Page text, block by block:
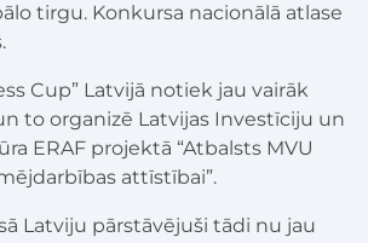
tirgu. Konkursa nacionālā atlase
Cup” Latvijā notiek jau vairāk
to organizē Latvijas Investīciju un
ERAF projektā “Atbalsts MVU
attīstībai”.
Latviju pārstāvējuši tādi nu jau